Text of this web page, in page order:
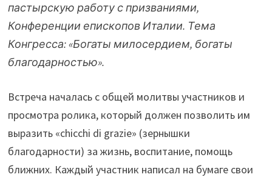
пастырскую работу с призваниями,
Конференции епископов Италии. Тема
Конгресса: «Богаты милосердием, богаты
благодарностью».
Встреча началась с общей молитвы участников и
просмотра ролика, который должен позволить им
выразить «chicchi di grazie» (зернышки
благодарности) за жизнь, воспитание, помощь
ближних. Каждый участник написал на бумаге свои